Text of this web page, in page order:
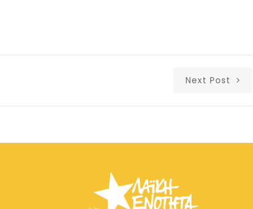
Next Post